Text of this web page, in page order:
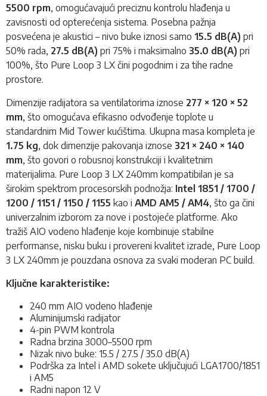
5500 rpm, omogućavajući preciznu kontrolu hlađenja u
zavisnosti od opterećenja sistema. Posebna pažnja
posvećena je akustici – nivo buke iznosi samo 15.5 dB(A) pri
50% rada, 27.5 dB(A) pri 75% i maksimalno 35.0 dB(A) pri
100%, što Pure Loop 3 LX čini pogodnim i za tihe radne
prostore.
Dimenzije radijatora sa ventilatorima iznose 277 × 120 × 52
mm, što omogućava efikasno odvođenje toplote u
standardnim Mid Tower kućištima. Ukupna masa kompleta je
1.75 kg, dok dimenzije pakovanja iznose 321 × 240 × 140
mm, što govori o robusnoj konstrukciji i kvalitetnim
materijalima. Pure Loop 3 LX 240mm kompatibilan je sa
širokim spektrom procesorskih podnožja: Intel 1851 / 1700 /
1200 / 1151 / 1150 / 1155 kao i AMD AM5 / AM4, što ga čini
univerzalnim izborom za nove i postojeće platforme. Ako
tražiš AIO vodeno hlađenje koje kombinuje stabilne
performanse, nisku buku i provereni kvalitet izrade, Pure Loop
3 LX 240mm je pouzdana osnova za svaki moderan PC build.
Ključne karakteristike:
240 mm AIO vodeno hlađenje
Aluminijumski radijator
4-pin PWM kontrola
Radna brzina 3000–5500 rpm
Nizak nivo buke: 15.5 / 27.5 / 35.0 dB(A)
Podrška za Intel i AMD sokete uključujući LGA1700/1851
i AM5
Radni napon 12 V